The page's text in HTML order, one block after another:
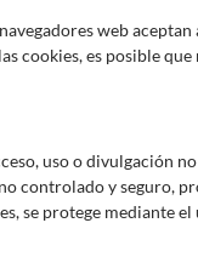
web
cookies, es posible
uso o divulgación no
controlado y seguro,
se protege mediante